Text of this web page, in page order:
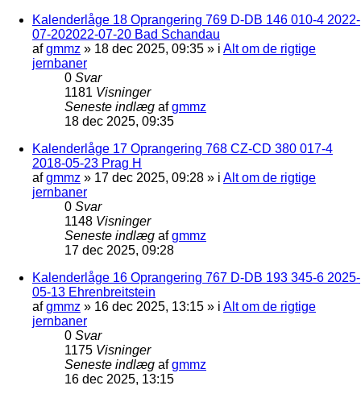
Kalenderlåge 18 Oprangering 769 D-DB 146 010-4 2022-
07-202022-07-20 Bad Schandau
afgmmz » 18 dec 2025, 09:35 » i Alt om de rigtige
jernbaner
0 Svar
1181 Visninger
Seneste indlæg afgmmz
18 dec 2025, 09:35
Kalenderlåge 17 Oprangering 768 CZ-CD 380 017-4
2018-05-23 Prag H
afgmmz » 17 dec 2025, 09:28 » i Alt om de rigtige
jernbaner
0 Svar
1148 Visninger
Seneste indlæg afgmmz
17 dec 2025, 09:28
Kalenderlåge 16 Oprangering 767 D-DB 193 345-6 2025-
05-13 Ehrenbreitstein
afgmmz » 16 dec 2025, 13:15 » i Alt om de rigtige
jernbaner
0 Svar
1175 Visninger
Seneste indlæg afgmmz
16 dec 2025, 13:15